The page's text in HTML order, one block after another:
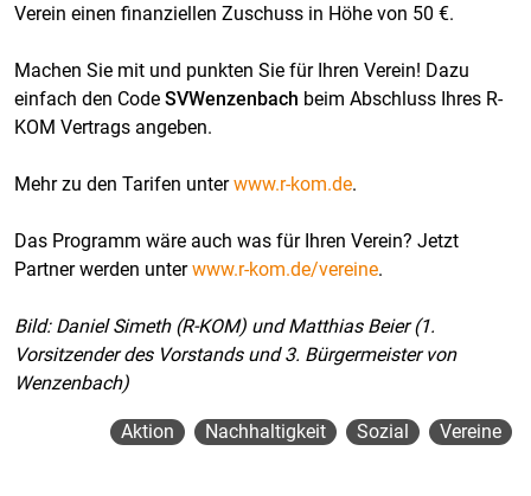
Verein einen finanziellen Zuschuss in Höhe von 50 €.
Machen Sie mit und punkten Sie für Ihren Verein! Dazu
einfach den Code SVWenzenbach beim Abschluss Ihres R-
KOM Vertrags angeben.
Mehr zu den Tarifen unterwww.r-kom.de.
Das Programm wäre auch was für Ihren Verein? Jetzt
Partner werden unterwww.r-kom.de/vereine.
Bild: Daniel Simeth (R-KOM) und Matthias Beier (1.
Vorsitzender des Vorstands und 3. Bürgermeister von
Wenzenbach)
Aktion Nachhaltigkeit Sozial Vereine